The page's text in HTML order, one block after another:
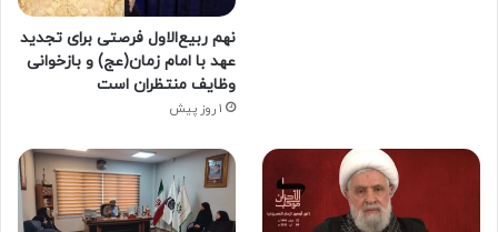
نهم ربیع‌الاول فرصتی برای تجدید
عهد با امام زمان(عج) و بازخوانی
وظایف منتظران است
1 روز پیش